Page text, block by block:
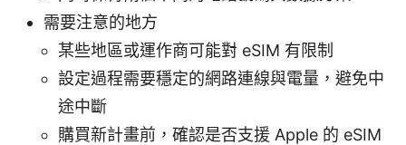
需要注意的地方
某些地區或運作商可能對 eSIM 有限制
設定過程需要穩定的網路連線與電量，避免中
途中斷
購買新計畫前，確認是否支援 Apple 的 eSIM